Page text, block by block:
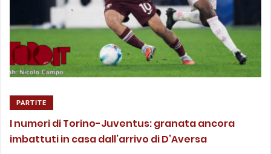
PARTITE
I numeri di Torino-Juventus: granata ancora
imbattuti in casa dall’arrivo di D’Aversa